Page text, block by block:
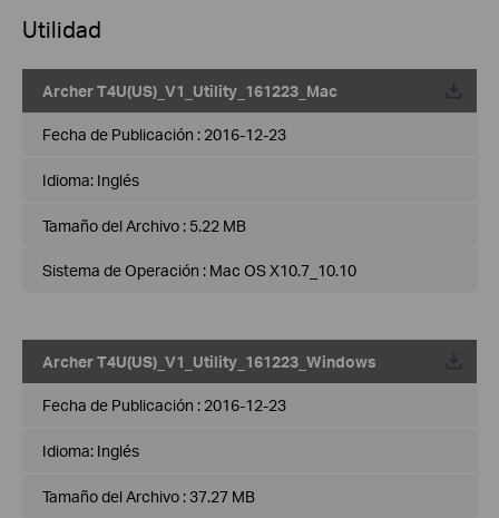
Utilidad
Archer T4U(US)_V1_Utility_161223_Mac
Fecha de Publicación : 2016-12-23
Idioma: Inglés
Tamaño del Archivo : 5.22 MB
Sistema de Operación : Mac OS X10.7_10.10
Archer T4U(US)_V1_Utility_161223_Windows
Fecha de Publicación : 2016-12-23
Idioma: Inglés
Tamaño del Archivo :37.27 MB